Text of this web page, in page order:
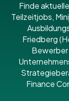
Finde
Teilzeitjobs,
Friedberg
Finance